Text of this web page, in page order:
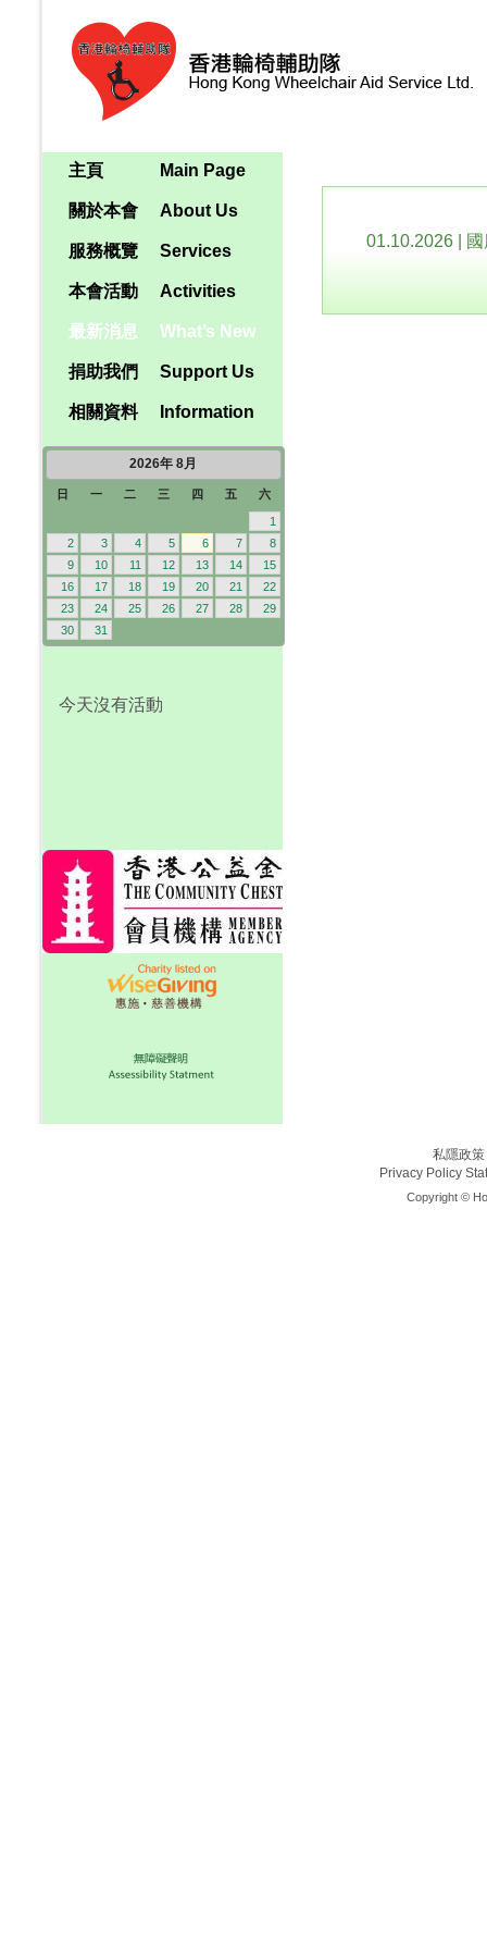
主頁 Main Page
關於本會 About Us
服務概覽 Services
本會活動 Activities
最新消息 What’s New
捐助我們 Support Us
相關資料 Information
2026年 8月
日 一 二 三 四 五 六
1
2
3 4 5 6 7
8
9
10 11 12 13 14
15
16
17 18 19 20 21
22
23
24 25 26 27 28
29
30
31
今天沒有活動
01.10.2026
私隱政策
Privacy Policy
Copyright ©